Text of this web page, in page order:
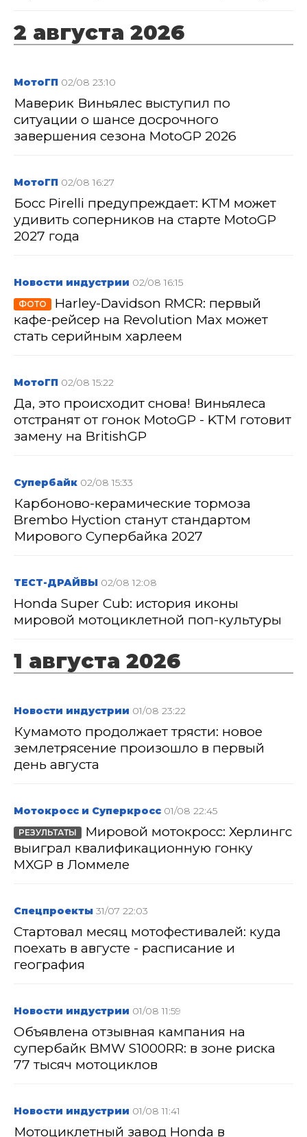
2 августа 2026
МотоГП 02/08 23:10
Маверик Виньялес выступил по
ситуации о шансе досрочного
завершения сезона MotoGP 2026
МотоГП 02/08 16:27
Босс Pirelli предупреждает: KTM может
удивить соперников на старте MotoGP
2027 года
Новости индустрии 02/08 16:15
ФОТО
Harley-Davidson RMCR: первый
кафе-рейсер на Revolution Max может
стать серийным харлеем
МотоГП 02/08 15:22
Да, это происходит снова! Виньялеса
отстранят от гонок MotoGP - KTM готовит
замену на BritishGP
Супербайк 02/08 15:33
Карбоново-керамические тормоза
Brembo Hyction станут стандартом
Мирового Супербайка 2027
ТЕСТ-ДРАЙВЫ 02/08 12:08
Honda Super Cub: история иконы
мировой мотоциклетной поп-культуры
1 августа 2026
Новости индустрии 01/08 23:22
Кумамото продолжает трясти: новое
землетрясение произошло в первый
день августа
Мотокросс и Суперкросс 01/08 22:45
РЕЗУЛЬТАТЫ
Мировой мотокросс: Херлингс
выиграл квалификационную гонку
MXGP в Ломмеле
Спецпроекты 31/07 22:03
Стартовал месяц мотофестивалей: куда
поехать в августе - расписание и
география
Новости индустрии 01/08 11:59
Объявлена отзывная кампания на
супербайк BMW S1000RR: в зоне риска
77 тысяч мотоциклов
Новости индустрии 01/08 11:41
Мотоциклетный завод Honda в